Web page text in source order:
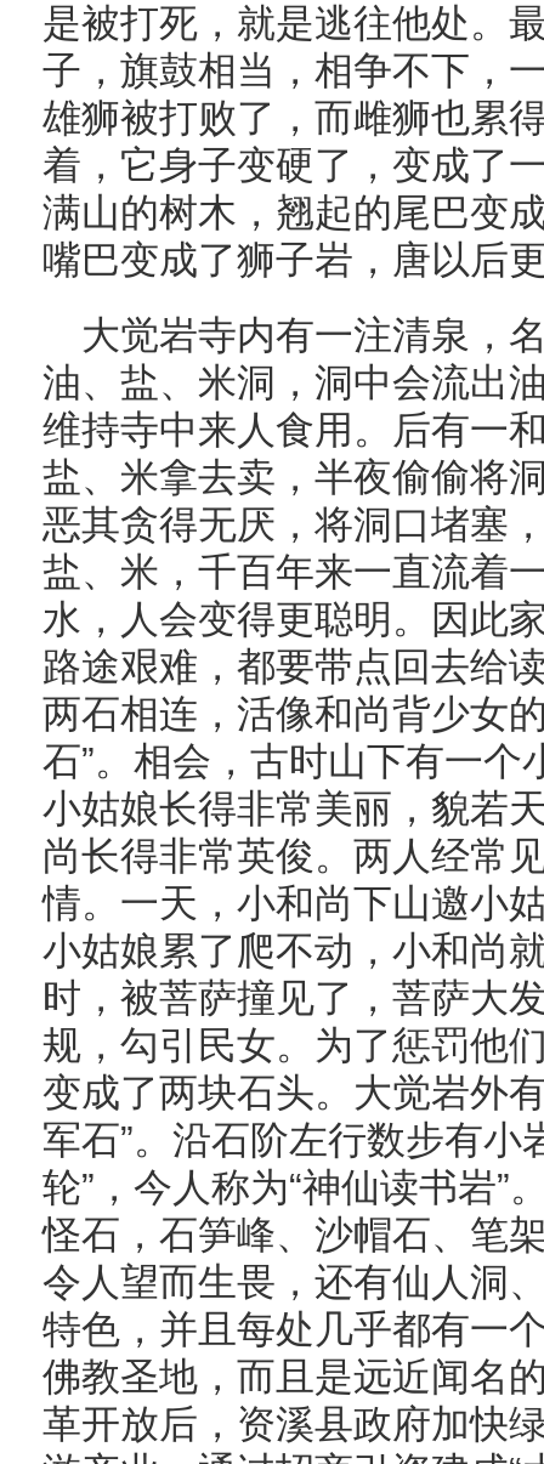
是被打死，就是逃往他处。
子，旗鼓相当，相争不下，
雄狮被打败了，而雌狮也累
着，它身子变硬了，变成了
满山的树木，翘起的尾巴变
嘴巴变成了狮子岩，唐以后
大觉岩寺内有一注清泉，
油、盐、米洞，洞中会流出
维持寺中来人食用。后有一
盐、米拿去卖，半夜偷偷将
恶其贪得无厌，将洞口堵塞
盐、米，千百年来一直流着
水，人会变得更聪明。因此
路途艰难，都要带点回去给
两石相连，活像和尚背少女
石”。相会，古时山下有一
小姑娘长得非常美丽，貌若
尚长得非常英俊。两人经常
情。一天，小和尚下山邀小
小姑娘累了爬不动，小和尚
时，被菩萨撞见了，菩萨大
规，勾引民女。为了惩罚他
变成了两块石头。大觉岩外
军石”。沿石阶左行数步有小
轮”，今人称为“神仙读书岩”
怪石，石笋峰、沙帽石、笔
令人望而生畏，还有仙人洞
特色，并且每处几乎都有一
佛教圣地，而且是远近闻名
革开放后，资溪县政府加快